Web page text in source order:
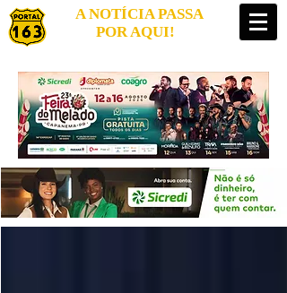
A NOTÍCIA PASSA
POR AQUI!